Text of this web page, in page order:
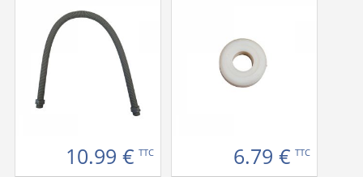
10.99 € TTC 6.79 € TTC